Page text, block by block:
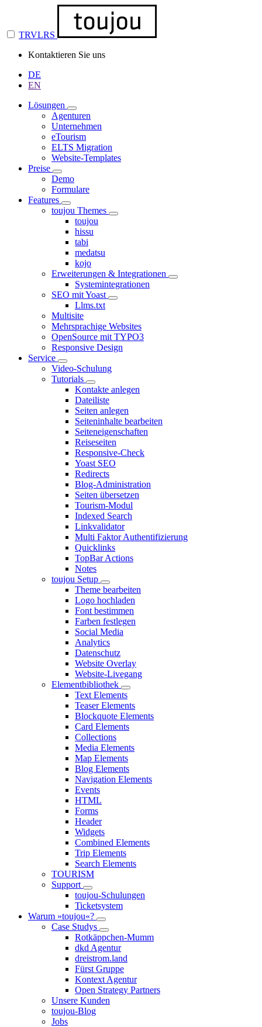
TRVLRS
Kontaktieren Sie uns
DE
EN
Lösungen
Agenturen
Unternehmen
eTourism
ELTS Migration
Website-Templates
Preise
Demo
Formulare
Features
toujou Themes
toujou
hissu
tabi
medatsu
kojo
Erweiterungen & Integrationen
Systemintegrationen
SEO mit Yoast
Llms.txt
Multisite
Mehrsprachige Websites
OpenSource mit TYPO3
Responsive Design
Service
Video-Schulung
Tutorials
Kontakte anlegen
Dateiliste
Seiten anlegen
Seiteninhalte bearbeiten
Seiteneigenschaften
Reiseseiten
Responsive-Check
Yoast SEO
Redirects
Blog-Administration
Seiten übersetzen
Tourism-Modul
Indexed Search
Linkvalidator
Multi Faktor Authentifizierung
Quicklinks
TopBar Actions
Notes
toujou Setup
Theme bearbeiten
Logo hochladen
Font bestimmen
Farben festlegen
Social Media
Analytics
Datenschutz
Website Overlay
Website-Livegang
Elementbibliothek
Text Elements
Teaser Elements
Blockquote Elements
Card Elements
Collections
Media Elements
Map Elements
Blog Elements
Navigation Elements
Events
HTML
Forms
Header
Widgets
Combined Elements
Trip Elements
Search Elements
TOURISM
Support
toujou-Schulungen
Ticketsystem
Warum »toujou«?
Case Studys
Rotkäppchen-Mumm
dkd Agentur
dreistrom.land
Fürst Gruppe
Kontext Agentur
Open Strategy Partners
Unsere Kunden
toujou-Blog
Jobs